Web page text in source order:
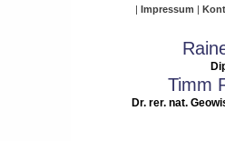
Impressum
Timm
Dr. rer. nat.